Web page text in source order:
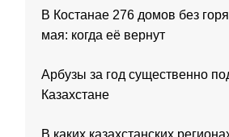
В Костанае 276 домов без
мая: когда её вернут
Арбузы за год существенно
Казахстане